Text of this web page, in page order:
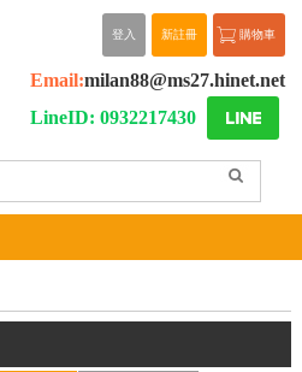
購物車
新註冊
登入
Email:milan88@ms27.hinet.net
LineID: 0932217430